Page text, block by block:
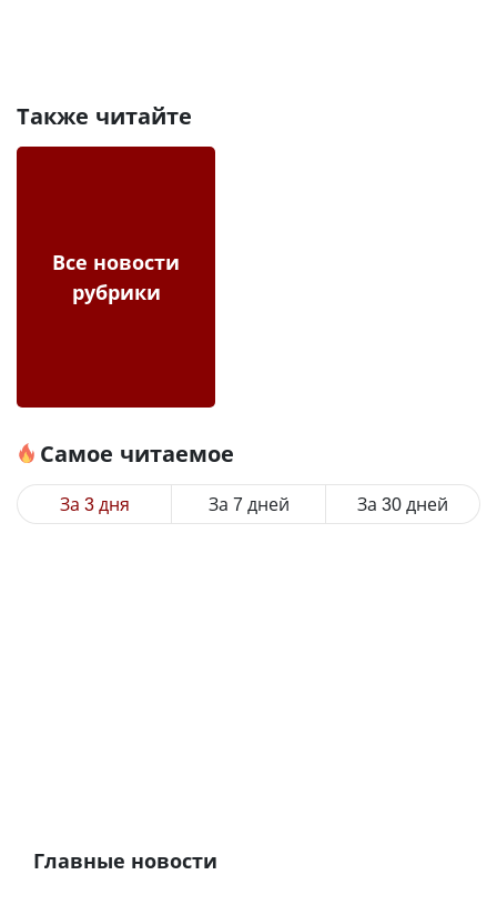
Также читайте
Все новости
рубрики
Самое читаемое
За 3 дня За 7 дней За 30 дней
Главные новости